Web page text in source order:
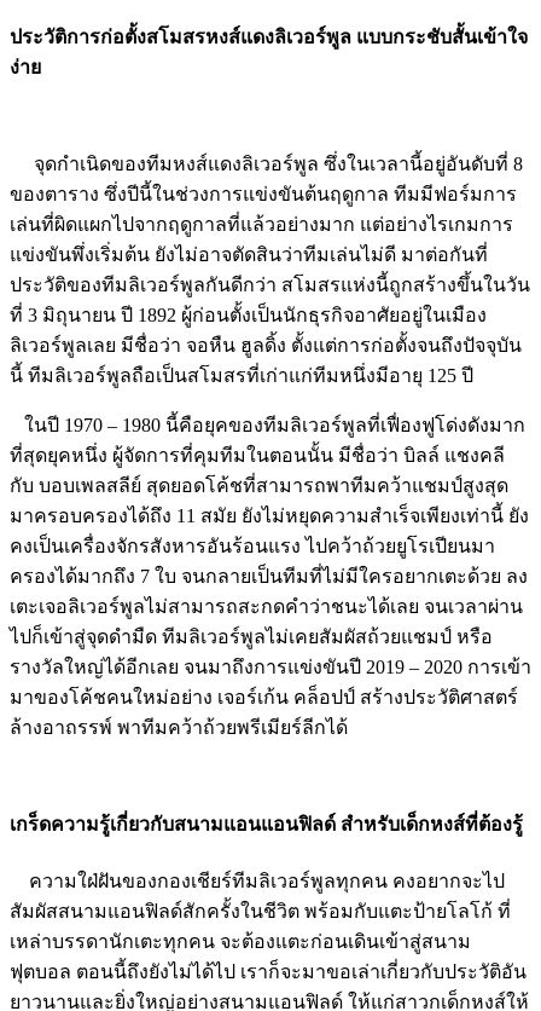
ประวัติการก่อตั้งสโมสรหงส์แดงลิเวอร์พูล แบบกระชับสั้นเข้าใจ
ง่าย
จุดกำเนิดของทีมหงส์แดงลิเวอร์พูล ซึ่งในเวลานี้อยู่อันดับที่ 8
ของตาราง ซึ่งปีนี้ในช่วงการแข่งขันต้นฤดูกาล ทีมมีฟอร์มการ
เล่นที่ผิดแผกไปจากฤดูกาลที่แล้วอย่างมาก แต่อย่างไรเกมการ
แข่งขันพึ่งเริ่มต้น ยังไม่อาจตัดสินว่าทีมเล่นไม่ดี มาต่อกันที่
ประวัติของทีมลิเวอร์พูลกันดีกว่า สโมสรแห่งนี้ถูกสร้างขึ้นในวัน
ที่ 3 มิถุนายน ปี 1892 ผู้ก่อนตั้งเป็นนักธุรกิจอาศัยอยู่ในเมือง
ลิเวอร์พูลเลย มีชื่อว่า จอหืน ฮูลดิ้ง ตั้งแต่การก่อตั้งจนถึงปัจจุบัน
นี้ ทีมลิเวอร์พูลถือเป็นสโมสรที่เก่าแก่ทีมหนึ่งมีอายุ 125 ปี
ในปี 1970 – 1980 นี้คือยุคของทีมลิเวอร์พูลที่เฟื่องฟูโด่งดังมาก
ที่สุดยุคหนึ่ง ผู้จัดการที่คุมทีมในตอนนั้น มีชื่อว่า บิลล์ แชงคลี
กับ บอบเพลสลีย์ สุดยอดโค้ชที่สามารถพาทีมคว้าแชมป์สูงสุด
มาครอบครองได้ถึง 11 สมัย ยังไม่หยุดความสำเร็จเพียงเท่านี้ ยัง
คงเป็นเครื่องจักรสังหารอันร้อนแรง ไปคว้าถ้วยยูโรเปียนมา
ครองได้มากถึง 7 ใบ จนกลายเป็นทีมที่ไม่มีใครอยากเตะด้วย ลง
เตะเจอลิเวอร์พูลไม่สามารถสะกดคำว่าชนะได้เลย จนเวลาผ่าน
ไปก็เข้าสู่จุดดำมืด ทีมลิเวอร์พูลไม่เคยสัมผัสถ้วยแชมป์ หรือ
รางวัลใหญ่ได้อีกเลย จนมาถึงการแข่งขันปี 2019 – 2020 การเข้า
มาของโค้ชคนใหม่อย่าง เจอร์เก้น คล็อปป์ สร้างประวัติศาสตร์
ล้างอาถรรพ์ พาทีมคว้าถ้วยพรีเมียร์ลีกได้
เกร็ดความรู้เกี่ยวกับสนามแอนแอนฟิลด์ สำหรับเด็กหงส์ที่ต้องรู้
ความใฝ่ฝันของกองเชียร์ทีมลิเวอร์พูลทุกคน คงอยากจะไป
สัมผัสสนามแอนฟิลด์สักครั้งในชีวิต พร้อมกับแตะป้ายโลโก้ ที่
เหล่าบรรดานักเตะทุกคน จะต้องแตะก่อนเดินเข้าสู่สนาม
ฟุตบอล ตอนนี้ถึงยังไม่ได้ไป เราก็จะมาขอเล่าเกี่ยวกับประวัติอัน
ยาวนานและยิ่งใหญ่อย่างสนามแอนฟิลด์ ให้แก่สาวกเด็กหงส์ให้